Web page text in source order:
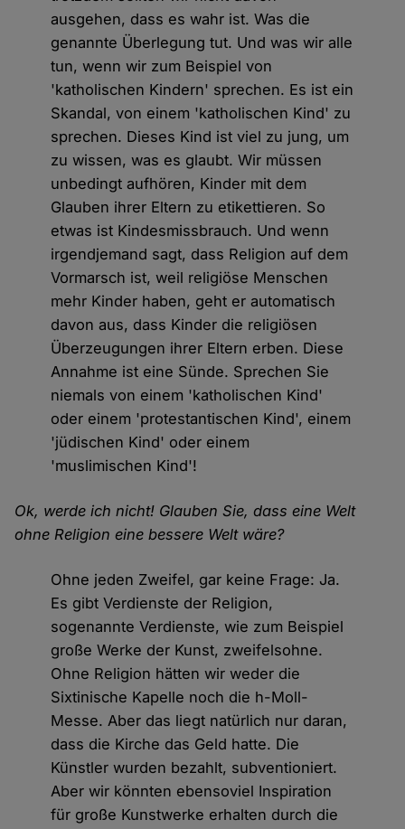
ausgehen, dass es wahr ist. Was die
genannte Überlegung tut. Und was wir alle
tun, wenn wir zum Beispiel von
'katholischen Kindern' sprechen. Es ist ein
Skandal, von einem 'katholischen Kind' zu
sprechen. Dieses Kind ist viel zu jung, um
zu wissen, was es glaubt. Wir müssen
unbedingt aufhören, Kinder mit dem
Glauben ihrer Eltern zu etikettieren. So
etwas ist Kindesmissbrauch. Und wenn
irgendjemand sagt, dass Religion auf dem
Vormarsch ist, weil religiöse Menschen
mehr Kinder haben, geht er automatisch
davon aus, dass Kinder die religiösen
Überzeugungen ihrer Eltern erben. Diese
Annahme ist eine Sünde. Sprechen Sie
niemals von einem 'katholischen Kind'
oder einem 'protestantischen Kind', einem
'jüdischen Kind' oder einem
'muslimischen Kind'!
Ok, werde ich nicht! Glauben Sie, dass eine Welt
ohne Religion eine bessere Welt wäre?
Ohne jeden Zweifel, gar keine Frage: Ja.
Es gibt Verdienste der Religion,
sogenannte Verdienste, wie zum Beispiel
große Werke der Kunst, zweifelsohne.
Ohne Religion hätten wir weder die
Sixtinische Kapelle noch die h-Moll-
Messe. Aber das liegt natürlich nur daran,
dass die Kirche das Geld hatte. Die
Künstler wurden bezahlt, subventioniert.
Aber wir könnten ebensoviel Inspiration
für große Kunstwerke erhalten durch die